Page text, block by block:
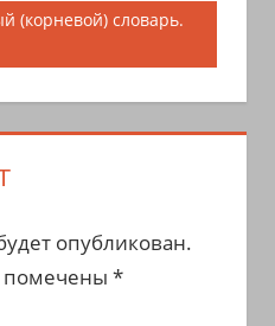
(корневой) словарь.
опубликован.
помечены *